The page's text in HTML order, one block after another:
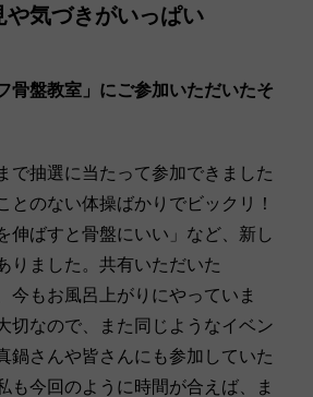
や気づきがいっぱい
骨盤教室」にご参加いただいたそ
で抽選に当たって参加できました
とのない体操ばかりでビックリ！
伸ばすと骨盤にいい」など、新し
りました。共有いただいた
今もお風呂上がりにやっていま
切なので、また同じようなイベン
鍋さんや皆さんにも参加していた
も今回のように時間が合えば、ま